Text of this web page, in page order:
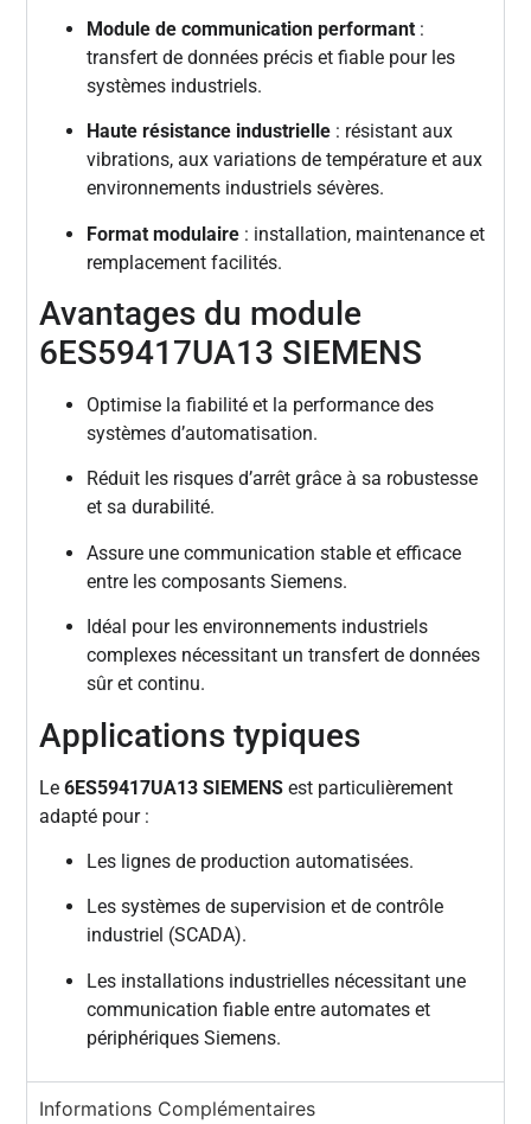
Module de communication performant :
transfert de données précis et fiable pour les
systèmes industriels.
Haute résistance industrielle : résistant aux
vibrations, aux variations de température et aux
environnements industriels sévères.
Format modulaire : installation, maintenance et
remplacement facilités.
Avantages du module
6ES59417UA13 SIEMENS
Optimise la fiabilité et la performance des
systèmes d’automatisation.
Réduit les risques d’arrêt grâce à sa robustesse
et sa durabilité.
Assure une communication stable et efficace
entre les composants Siemens.
Idéal pour les environnements industriels
complexes nécessitant un transfert de données
sûr et continu.
Applications typiques
Le6ES59417UA13 SIEMENS est particulièrement
adapté pour :
Les lignes de production automatisées.
Les systèmes de supervision et de contrôle
industriel (SCADA).
Les installations industrielles nécessitant une
communication fiable entre automates et
périphériques Siemens.
Informations Complémentaires